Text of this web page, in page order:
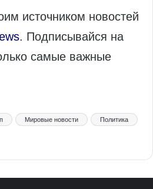
источником новостей
. Подписывайся на
самые важные
Мировые новости Политика